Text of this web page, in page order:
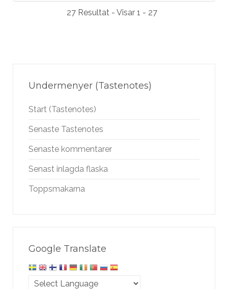
27 Resultat - Visar 1 - 27
Undermenyer (Tastenotes)
Start (Tastenotes)
Senaste Tastenotes
Senaste kommentarer
Senast inlagda flaska
Toppsmakarna
Google Translate